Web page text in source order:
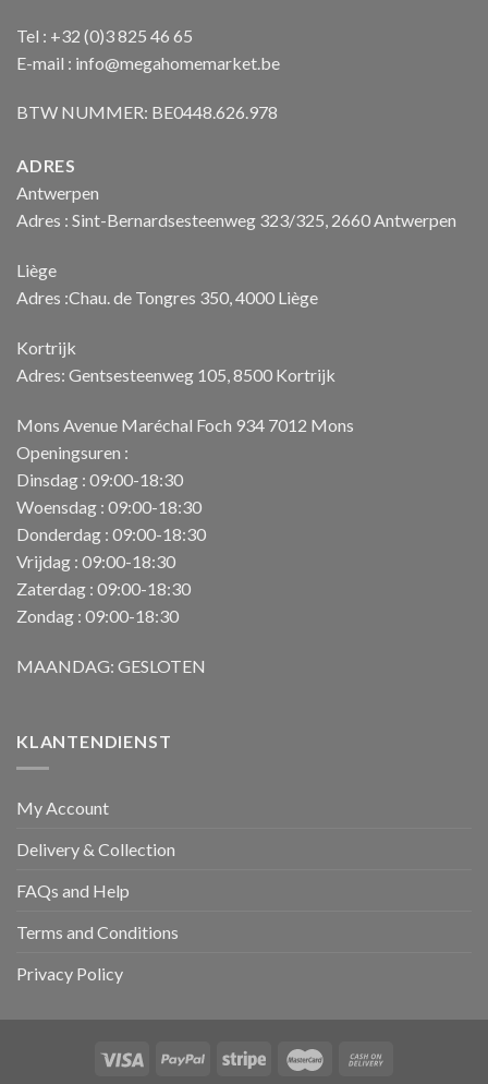
Tel : +32 (0)3 825 46 65
E-mail : info@megahomemarket.be
BTW NUMMER: BE0448.626.978
ADRES
Antwerpen
Adres : Sint-Bernardsesteenweg 323/325, 2660 Antwerpen
Liège
Adres :Chau. de Tongres 350, 4000 Liège
Kortrijk
Adres: Gentsesteenweg 105, 8500 Kortrijk
Mons Avenue Maréchal Foch 934 7012 Mons
Openingsuren :
Dinsdag : 09:00-18:30
Woensdag : 09:00-18:30
Donderdag : 09:00-18:30
Vrijdag : 09:00-18:30
Zaterdag : 09:00-18:30
Zondag : 09:00-18:30
MAANDAG: GESLOTEN
KLANTENDIENST
My Account
Delivery & Collection
FAQs and Help
Terms and Conditions
Privacy Policy